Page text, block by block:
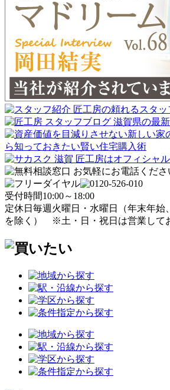
受付時間10:00～18:00
定休日 毎週火曜日・水曜日
（年末年
を除く）
※土・日・祝日は営業して